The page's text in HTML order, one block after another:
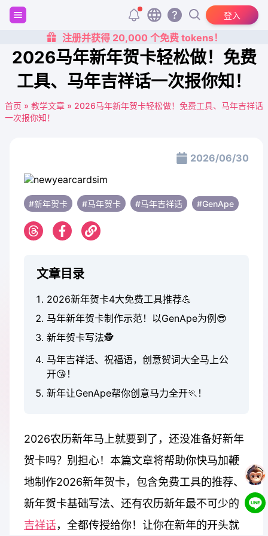
登入
注册并获得 20,000 个免费 tokens！
2026马年新年贺卡轻松做！免费
工具、马年吉祥话一次报你知！
首页 » 教学文章 » 2026马年新年贺卡轻松做！免费工具、马年吉祥话
一次报你知！
2026/06/30
#新年贺卡 #马年贺卡 #马年吉祥话 #GenApe
文章目录
2026新年贺卡4大免费工具推荐💪
马年新年贺卡制作示范！以GenApe为例😎
新年贺卡写法🕵️
马年吉祥话、祝福语，创意贺词大全马上公
开😘！
新年让GenApe帮你创意马力全开🏃！
2026农历新年马上就要到了，还没准备好新年
贺卡吗？别担心！本篇文章将帮助你快马加鞭
地制作2026新年贺卡，包含免费工具的推荐、
新年贺卡基础写法、还有农历新年最不可少的
吉祥话，全都传授给你！让你在新年的开头就